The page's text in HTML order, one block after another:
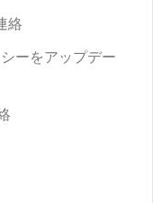
絡
ーをアップデー